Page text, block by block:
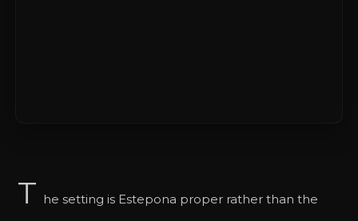
T he setting is Estepona proper rather than the